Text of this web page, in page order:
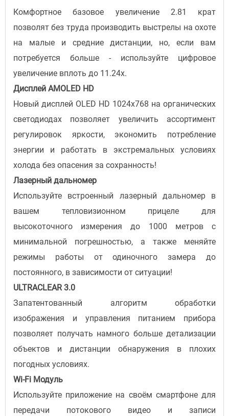
Комфортное базовое увеличение 2.81 крат
позволят без труда производить выстрелы на охоте
на малые и средние дистанции, но, если вам
потребуется больше - используйте цифровое
увеличение вплоть до 11.24x.
Дисплей AMOLED HD
Новый дисплей OLED HD 1024x768 на органических
светодиодах позволяет увеличить ассортимент
регулировок яркости, экономить потребление
энергии и работать в экстремальных условиях
холода без опасения за сохранность!
Лазерный дальномер
Используйте встроенный лазерный дальномер в
вашем тепловизионном прицеле для
высокоточного измерения до 1000 метров с
минимальной погрешностью, а также меняйте
режимы работы от одиночного замера до
постоянного, в зависимости от ситуации!
ULTRACLEAR 3.0
Запатентованный алгоритм обработки
изображения и управления питанием прибора
позволяет получать намного больше детализации
объектов и дистанции обнаружения в плохих
погодных условиях.
Wi-Fi Модуль
Используйте приложение на своём смартфоне для
передачи потокового видео и записи